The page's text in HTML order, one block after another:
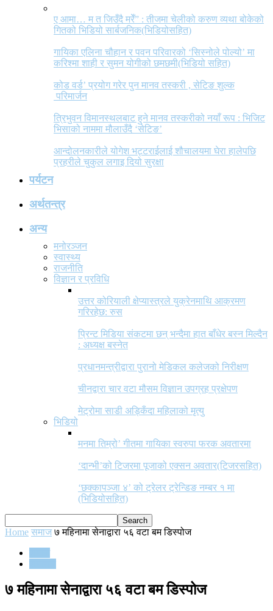
ए आमा… म त जिउँदै मरेँ” : तीजमा चेलीको करुण व्यथा बोकेको
गितको भिडियो सार्बजनिक(भिडियोसहित)
गायिका एलिना चौहान र पवन परिवारको ‘सिस्नोले पोल्यो’ मा
करिश्मा शाही र सुमन योगीको छमछमी(भिडियो सहित)
कोड वर्ड’ प्रयोग गरेर पुन मानव तस्करी , सेटिङ शुल्क
परिमार्जन
त्रिभुवन विमानस्थलबाट हुने मानव तस्करीको नयाँ रूप : भिजिट
भिसाको नाममा मौलाउँदै ‘सेटिङ’
आन्दोलनकारीले योगेश भट्टराईलाई शौचालयमा घेरा हालेपछि
प्रहरीले चुकुल लगाइ दियो सुरक्षा
पर्यटन
अर्थतन्त्र
अन्य
मनोरञ्जन
स्वास्थ्य
राजनीति
विज्ञान र प्रविधि
उत्तर कोरियाली क्षेप्यास्त्रले युक्रेनमाथि आक्रमण
गरिरहेछ: रुस
प्रिन्ट मिडिया संकटमा छन् भन्दैमा हात बाँधेर बस्न मिल्दैन
: अध्यक्ष बस्नेत
प्रधानमन्त्रीद्वारा पुरानो मेडिकल कलेजको निरीक्षण
चीनद्वारा चार वटा मौसम विज्ञान उपग्रह प्रक्षेपण
मेट्रोमा साडी अड्किँदा महिलाको मृत्यु
भिडियो
मनमा तिम्रो’ गीतमा गायिका स्वरुपा फरक अवतारमा
‘दान्भी’को टिजरमा पूजाको एक्सन अवतार(टिजरसहित)
‘छक्कापञ्जा ४’ को ट्रेलर ट्रेन्डिङ नम्बर १ मा
(भिडियोसहित)
Home समाज ७ महिनामा सेनाद्वारा ५६ वटा बम डिस्पोज
७ महिनामा सेनाद्वारा ५६ वटा बम डिस्पोज